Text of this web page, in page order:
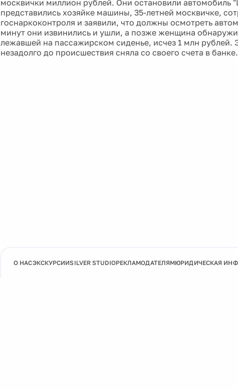
москвички миллион рублей. Они остановили автомобиль
представились хозяйке машины, 35-летней москвичке,
госнаркоконтроля и заявили, что должны осмотреть
минут они извинились и ушли, а позже женщина
лежавшей на пассажирском сиденье, исчез 1 млн рублей.
незадолго до происшествия сняла со своего счета в банке.
О НАСЭКСКУРСИИSILVER STUDIOРЕКЛАМОДАТЕЛЯМЮРИДИЧЕСКАЯ